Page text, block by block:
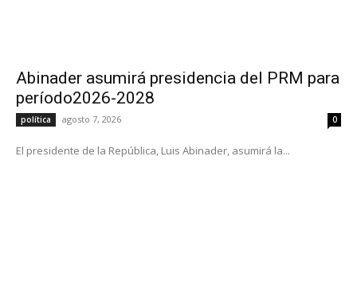
Abinader asumirá presidencia del PRM para
período2026-2028
política agosto 7, 2026 0
El presidente de la República, Luis Abinader, asumirá la...